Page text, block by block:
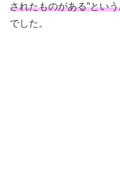
されたものがある”とい
でした。